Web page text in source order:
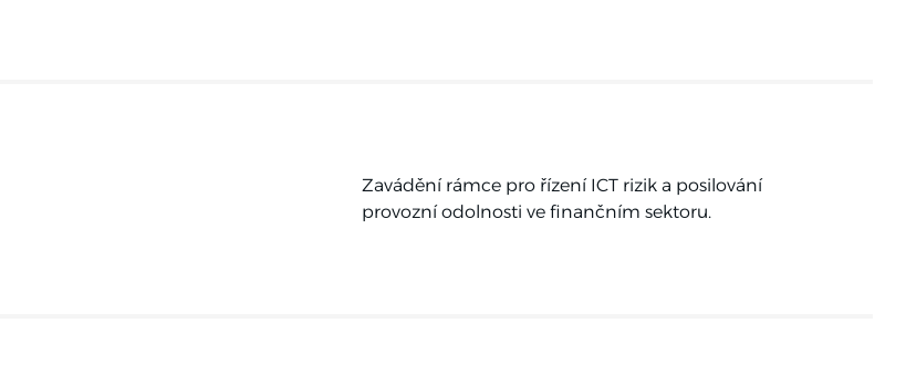
Zavádění rámce pro řízení ICT rizik a posilování
provozní odolnosti ve finančním sektoru.